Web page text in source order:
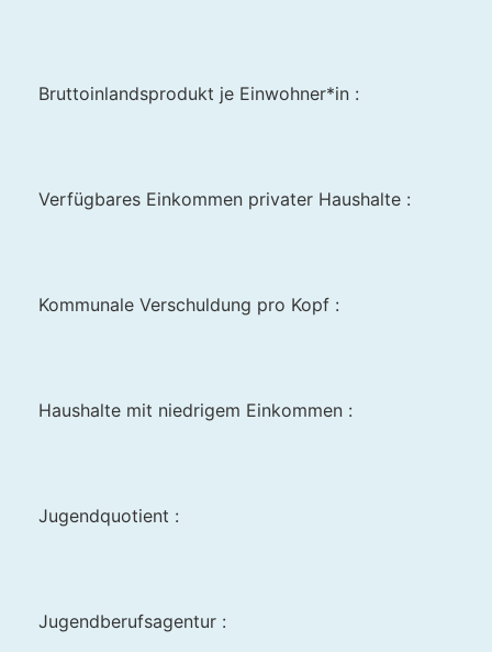
Bruttoinlandsprodukt je Einwohner*in :
Verfügbares Einkommen privater Haushalte :
Kommunale Verschuldung pro Kopf :
Haushalte mit niedrigem Einkommen :
Jugendquotient :
Jugendberufsagentur :